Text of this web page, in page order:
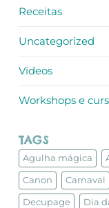
Receitas
Uncategorized
Vídeos
Workshops e
TAGS
Agulha mágica
Canon Carnaval
Decupage Dia